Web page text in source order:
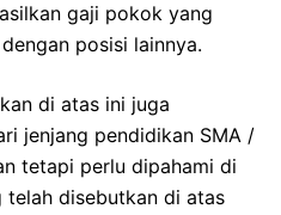
gaji pokok yang
posisi lainnya.
di atas ini juga
jenjang pendidikan SMA /
tetapi perlu dipahami di
telah disebutkan di atas